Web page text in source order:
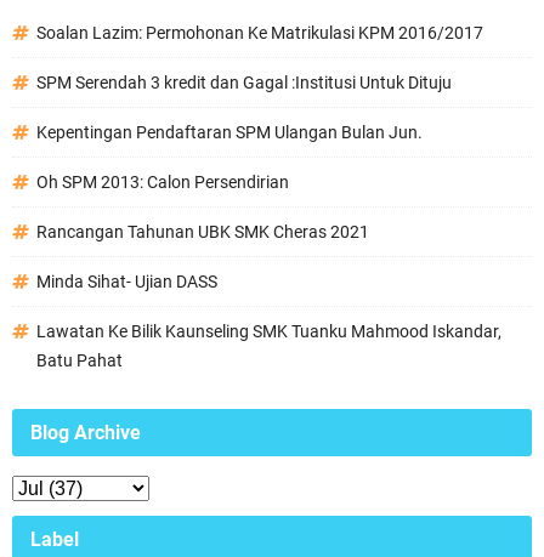
Soalan Lazim: Permohonan Ke Matrikulasi KPM 2016/2017
SPM Serendah 3 kredit dan Gagal :Institusi Untuk Dituju
Kepentingan Pendaftaran SPM Ulangan Bulan Jun.
Oh SPM 2013: Calon Persendirian
Rancangan Tahunan UBK SMK Cheras 2021
Minda Sihat- Ujian DASS
Lawatan Ke Bilik Kaunseling SMK Tuanku Mahmood Iskandar,
Batu Pahat
Blog Archive
Label